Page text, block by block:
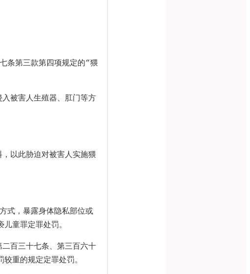
条第三款第四项规定的“猥
入被害人生殖器、肛门等方
，以此胁迫对被害人实施猥
式，暴露身体隐私部位或
童罪定罪处罚。
百三十七条、第三百六十
重的规定定罪处罚。